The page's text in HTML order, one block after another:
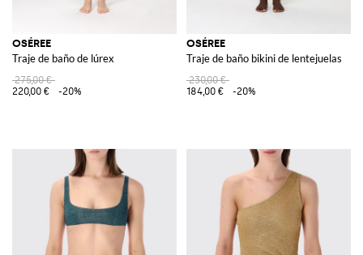
OSÉREE
Traje de baño de lúrex
275,00 €
220,00 €
-20%
OSÉREE
Traje de baño bikini de lentejuelas
230,00 €
184,00 €
-20%